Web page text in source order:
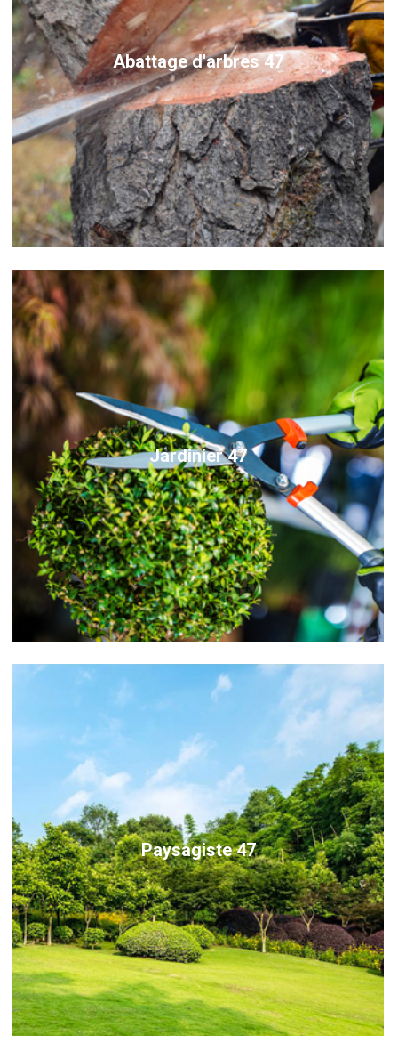
Abattage d'arbres 47
Jardinier 47
Paysagiste 47